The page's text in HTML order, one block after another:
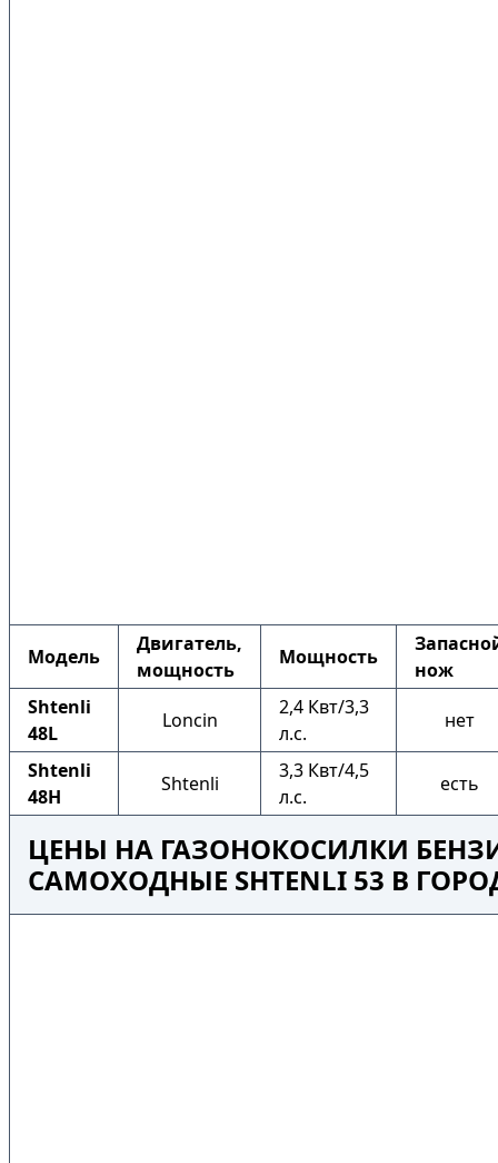
Модель
Двигатель,
мощность
Мощность
нож
Shtenli
48L
Loncin
2,4 Квт/3,3
л.с.
нет
Shtenli
48H
Shtenli
3,3 Квт/4,5
л.с.
есть
ЦЕНЫ НА ГАЗОНОКОСИЛКИ
САМОХОДНЫЕ SHTENLI 53 В